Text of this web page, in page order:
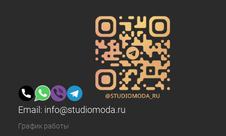
Email: info@studiomoda.ru
График работы